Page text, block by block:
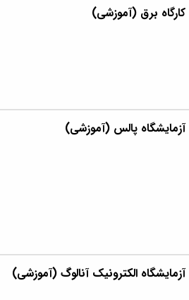
کارگاه برق (آموزشی)
آزمایشگاه پالس (آموزشی)
آزمایشگاه الکترونیک آنالوگ (آموزشی)